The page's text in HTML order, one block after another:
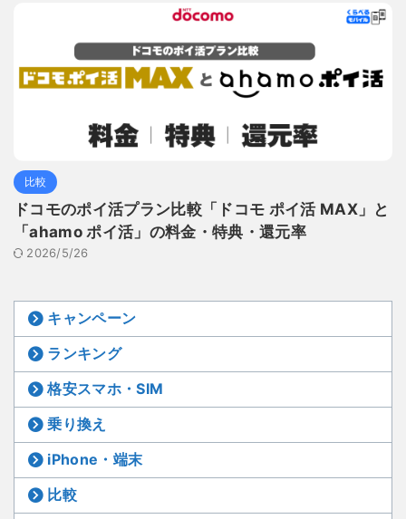
比較
ドコモのポイ活プラン比較「ドコモ ポイ活 MAX」と
「ahamo ポイ活」の料金・特典・還元率
2026/5/26
キャンペーン
ランキング
格安スマホ・SIM
乗り換え
iPhone・端末
比較